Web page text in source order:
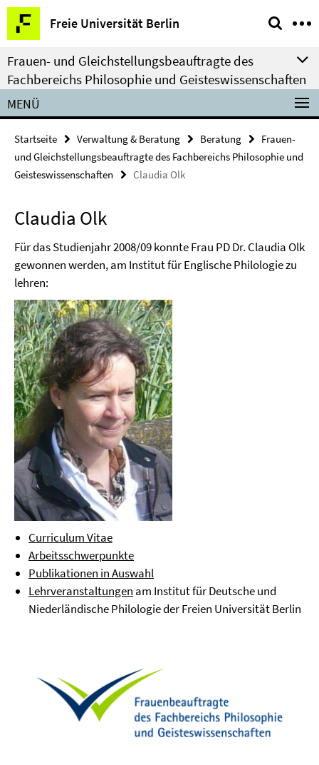
Springe
direkt
zu
Inhalt
Freie Universität Berlin
Service-
Navigation
Frauen- und Gleichstellungsbeauftragte des
Fachbereichs Philosophie und Geisteswissenschaften
MENÜ
Startseite Verwaltung & Beratung Beratung
Frauen-
und Gleichstellungsbeauftragte des Fachbereichs Philosophie und
Geisteswissenschaften
Claudia Olk
Claudia Olk
Für das Studienjahr 2008/09 konnte Frau PD Dr. Claudia Olk
gewonnen werden, am Institut für Englische Philologie zu
lehren:
Curriculum Vitae
Arbeitsschwerpunkte
Publikationen in Auswahl
Lehrveranstaltungen am Institut für Deutsche und
Niederländische Philologie der Freien Universität Berlin